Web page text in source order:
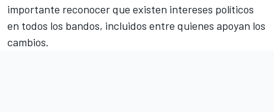
importante reconocer que existen intereses políticos
en todos los bandos, incluidos entre quienes apoyan los
cambios.